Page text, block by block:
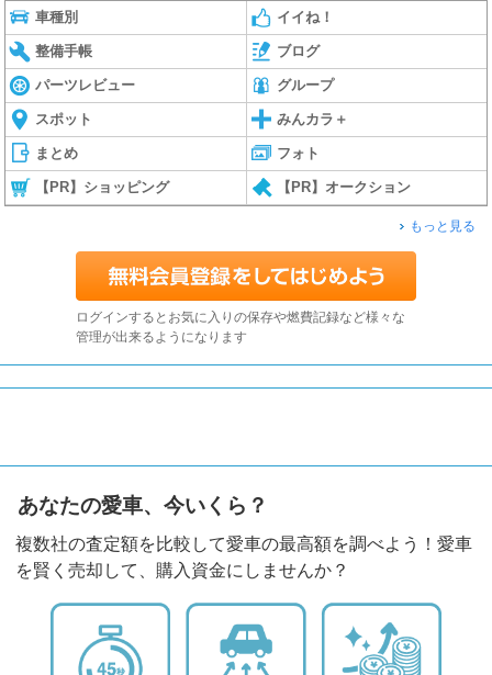
車種別 イイね！
整備手帳 ブログ
パーツレビュー グループ
スポット みんカラ＋
まとめ フォト
【PR】ショッピング 【PR】オークション
もっと見る
ログインするとお気に入りの保存や燃費記録など様々な
管理が出来るようになります
あなたの愛車、今いくら？
複数社の査定額を比較して愛車の最高額を調べよう！愛車
を賢く売却して、購入資金にしませんか？